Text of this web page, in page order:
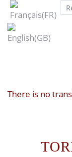
There is no